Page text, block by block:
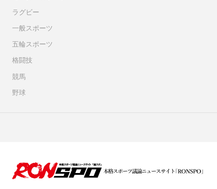
ラグビー
一般スポーツ
五輪スポーツ
格闘技
競馬
野球